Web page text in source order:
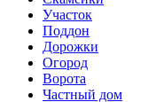
Участок
Поддон
Дорожки
Огород
Ворота
Частный дом